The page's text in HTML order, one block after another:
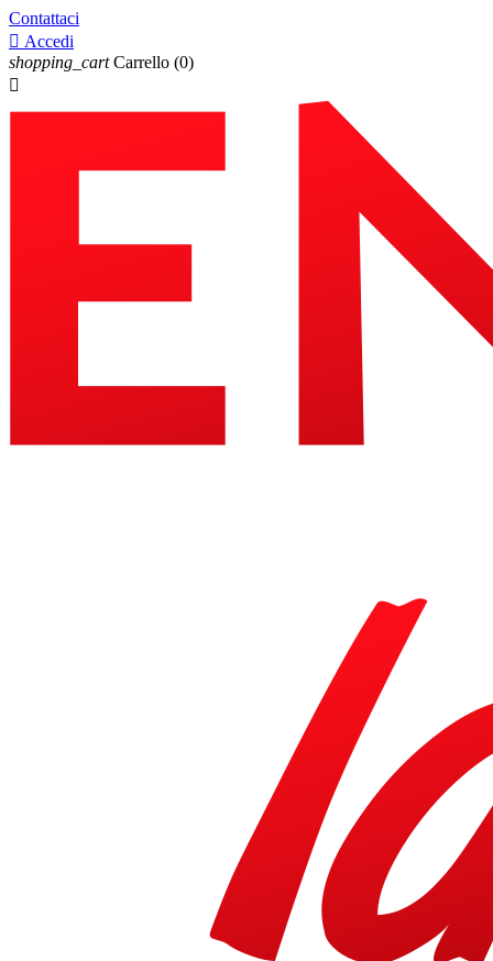
Contattaci
 Accedi
shopping_cart Carrello (0)
